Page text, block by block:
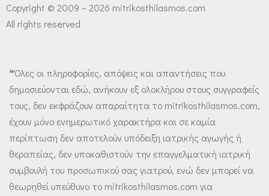
Copyright © 2009 – 2026 mitrikosthilasmos.com
All rights reserved
❝Όλες οι πληροφορίες, απόψεις και απαντήσεις που
δημοσιεύονται εδώ, ανήκουν εξ ολοκλήρου στους συγγραφείς
τους, δεν εκφράζουν απαραίτητα το mitrikosthilasmos.com,
έχουν μόνο ενημερωτικό χαρακτήρα και σε καμία
περίπτωση δεν αποτελούν υπόδειξη ιατρικής αγωγής ή
θεραπείας, δεν υποκαθιστούν την επαγγελματική ιατρική
συμβουλή του προσωπικού σας γιατρού, ενώ δεν μπορεί να
θεωρηθεί υπεύθυνο το mitrikosthilasmos.com για